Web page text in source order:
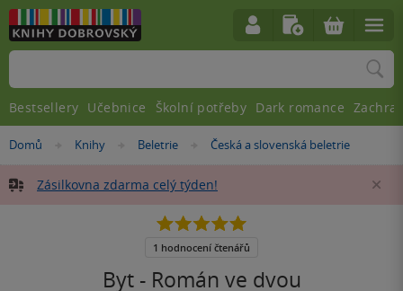
Nacházíte
zde:
Domů »
Knihy »
Beletrie »
Česká a slovenská beletrie
Zásilkovna zdarma celý týden!
Byt - Román ve dvou
5.0
5
1 hodnocení čtenářů
Vyhledávání
Bestsellery Učebnice Školní potřeby Dark romance